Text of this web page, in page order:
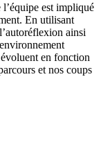
l’équipe est impliqué
En utilisant
ainsi
en fonction
et nos coups